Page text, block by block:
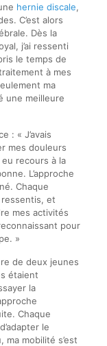
hernie discale,
C’est alors
Dès la
j’ai ressenti
le temps de
à mes
ma
une meilleure
: « J’avais
mes douleurs
eu recours à la
L’approche
Chaque
et
mes activités
pour
»
de deux jeunes
étaient
la
Chaque
le
mobilité s’est